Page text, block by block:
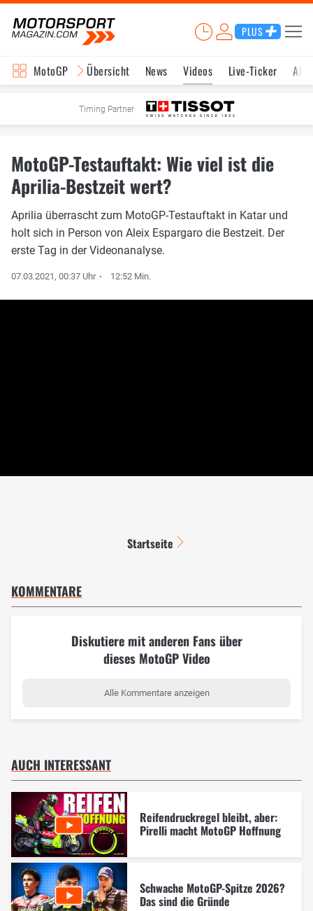
PLUS
MotoGP Übersicht News Videos Live-Ticker
Timing Partner
MotoGP-Testauftakt: Wie viel ist die
Aprilia-Bestzeit wert?
Aprilia überrascht zum MotoGP-Testauftakt in Katar und
holt sich in Person von Aleix Espargaro die Bestzeit. Der
erste Tag in der Videonanalyse.
07.03.2021, 00:37 Uhr 12:52 Min.
Startseite
KOMMENTARE
Diskutiere mit anderen Fans über
dieses MotoGP Video
Alle Kommentare anzeigen
AUCH INTERESSANT
Reifendruckregel bleibt, aber:
Pirelli macht MotoGP Hoffnung
Schwache MotoGP-Spitze 2026?
Das sind die Gründe